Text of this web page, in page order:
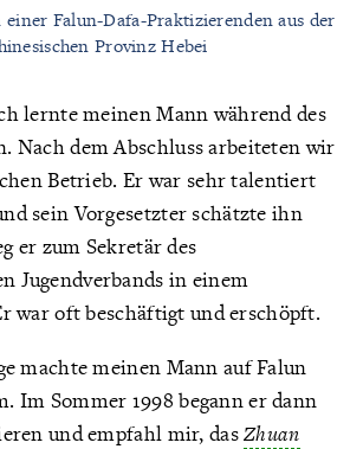
einer Falun-Dafa-Praktizierenden aus der
Provinz Hebei
lernte meinen Mann während des
Nach dem Abschluss arbeiteten wir
Betrieb. Er war sehr talentiert
sein Vorgesetzter schätzte ihn
er zum Sekretär des
Jugendverbands in einem
war oft beschäftigt und erschöpft.
machte meinen Mann auf Falun
Im Sommer 1998 begann er dann
und empfahl mir, dasZhuan